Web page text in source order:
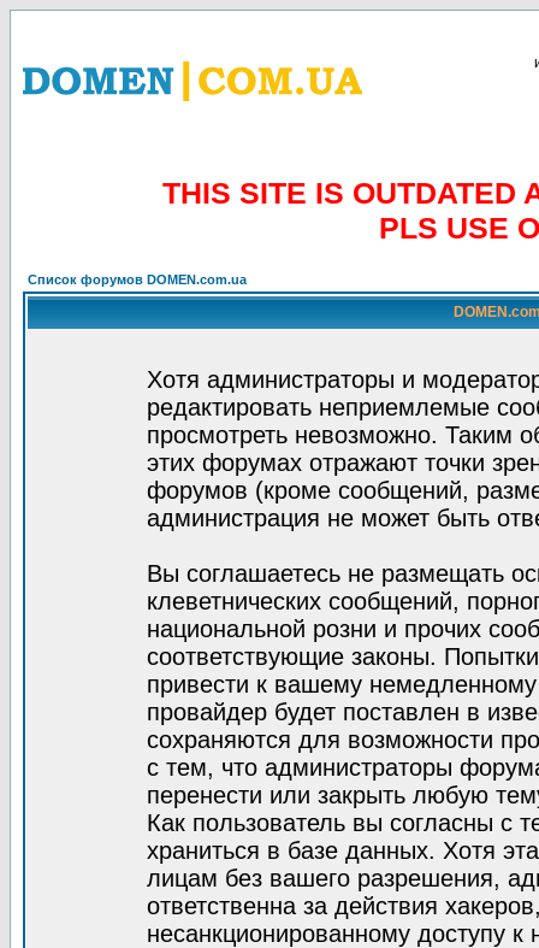
THIS SITE IS OUTDATED
PLS USE
Список форумов DOMEN.com.ua
Хотя администраторы и
редактировать неприемлемые
просмотреть невозможно. Таким
этих форумах отражают точки
форумов (кроме сообщений,
администрация не может быть
Вы соглашаетесь не размещать
клеветнических сообщений,
национальной розни и прочих
соответствующие законы.
привести к вашему
провайдер будет поставлен в
сохраняются для возможности
с тем, что администраторы
перенести или закрыть любую
Как пользователь вы согласны с
храниться в базе данных. Хотя
лицам без вашего разрешения,
ответственна за действия
несанкционированному доступу к